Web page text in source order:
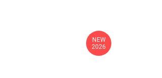
NEW
2026